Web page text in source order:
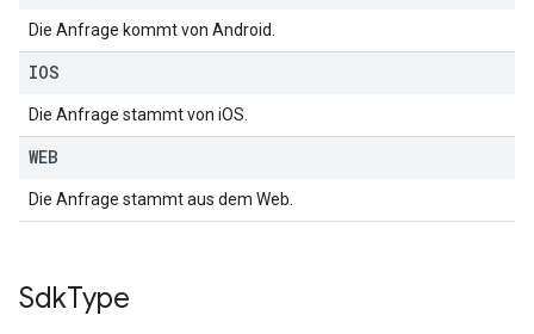
Die Anfrage kommt von Android.
IOS
Die Anfrage stammt von iOS.
WEB
Die Anfrage stammt aus dem Web.
SdkType